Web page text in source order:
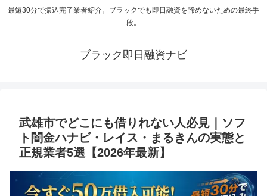
最短30分で振込完了業者紹介。ブラックでも即日融資を諦めないための最終手
段。
ブラック即日融資ナビ
武雄市でどこにも借りれない人必見｜ソフ
ト闇金ハナビ・レイス・まるきんの実態と
正規業者5選【2026年最新】